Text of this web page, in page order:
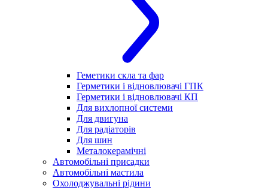
Геметики скла та фар
Герметики і відновлювачі ГПК
Герметики і відновлювачі КП
Для вихлопної системи
Для двигуна
Для радіаторів
Для шин
Металокерамічні
Автомобільні присадки
Автомобільні мастила
Охолоджувальні рідини